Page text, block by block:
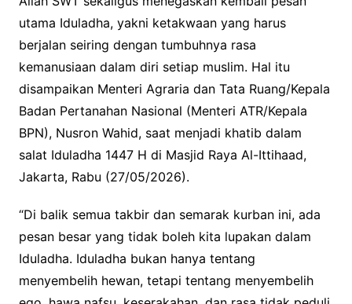
utama Iduladha, yakni ketakwaan yang harus
berjalan seiring dengan tumbuhnya rasa
kemanusiaan dalam diri setiap muslim. Hal itu
disampaikan Menteri Agraria dan Tata Ruang/Kepala
Badan Pertanahan Nasional (Menteri ATR/Kepala
BPN), Nusron Wahid, saat menjadi khatib dalam
salat Iduladha 1447 H di Masjid Raya Al-Ittihaad,
Jakarta, Rabu (27/05/2026).
“Di balik semua takbir dan semarak kurban ini, ada
pesan besar yang tidak boleh kita lupakan dalam
Iduladha. Iduladha bukan hanya tentang
menyembelih hewan, tetapi tentang menyembelih